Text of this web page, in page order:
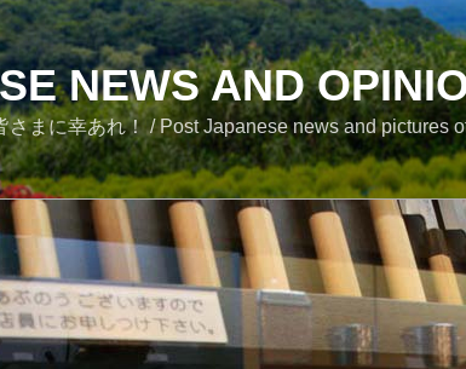
NEWS AND
まに幸あれ！ / Post Japanese news and pictures